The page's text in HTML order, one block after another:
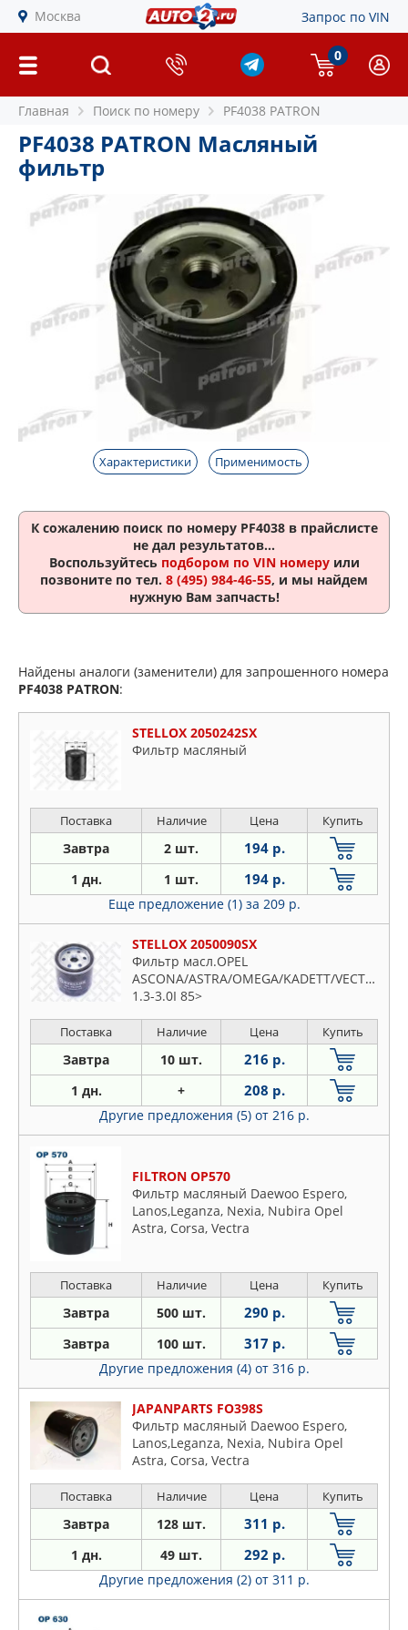
Москва Запрос по VIN
0
Главная Поиск по номеру PF4038 PATRON
PF4038 PATRON Масляный
фильтр
Характеристики Применимость
К сожалению поиск по номеру PF4038в прайслисте
не дал результатов...
Воспользуйтесь подбором по VIN номеруили
позвоните по тел. 8 (495) 984-46-55, и мы найдем
нужную Вам запчасть!
Найдены аналоги (заменители) для запрошенного номера
PF4038 PATRON:
STELLOX 2050242SX
Фильтр масляный
Поставка Наличие Цена Купить
Завтра 2 шт. 194 р.
1 дн. 1 шт. 194 р.
Еще предложение (1) за 209 р.
STELLOX 2050090SX
Фильтр масл.OPEL
ASCONA/ASTRA/OMEGA/KADETT/VECTRA
1.3-3.0I 85>
Поставка Наличие Цена Купить
Завтра 10 шт. 216 р.
1 дн. + 208 р.
Другие предложения (5) от 216 р.
FILTRON OP570
Фильтр масляный Daewoo Espero,
Lanos,Leganza, Nexia, Nubira Opel
Astra, Corsa, Vectra
Поставка Наличие Цена Купить
Завтра 500 шт. 290 р.
Завтра 100 шт. 317 р.
Другие предложения (4) от 316 р.
JAPANPARTS FO398S
Фильтр масляный Daewoo Espero,
Lanos,Leganza, Nexia, Nubira Opel
Astra, Corsa, Vectra
Поставка Наличие Цена Купить
Завтра 128 шт. 311 р.
1 дн. 49 шт. 292 р.
Другие предложения (2) от 311 р.